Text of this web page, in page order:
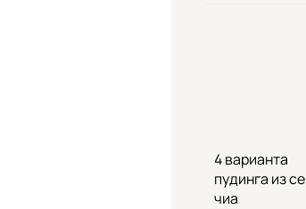
4 варианта
пудинга из
чиа